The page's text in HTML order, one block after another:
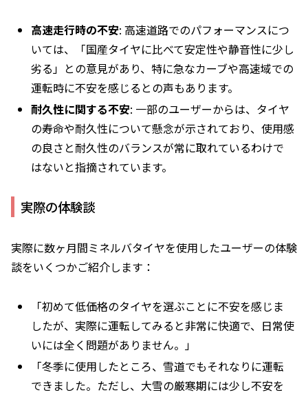
高速走行時の不安: 高速道路でのパフォーマンスにつ
いては、「国産タイヤに比べて安定性や静音性に少し
劣る」との意見があり、特に急なカーブや高速域での
運転時に不安を感じるとの声もあります。
耐久性に関する不安: 一部のユーザーからは、タイヤ
の寿命や耐久性について懸念が示されており、使用感
の良さと耐久性のバランスが常に取れているわけで
はないと指摘されています。
実際の体験談
実際に数ヶ月間ミネルバタイヤを使用したユーザーの体験
談をいくつかご紹介します：
「初めて低価格のタイヤを選ぶことに不安を感じま
したが、実際に運転してみると非常に快適で、日常使
いには全く問題がありません。」
「冬季に使用したところ、雪道でもそれなりに運転
できました。ただし、大雪の厳寒期には少し不安を